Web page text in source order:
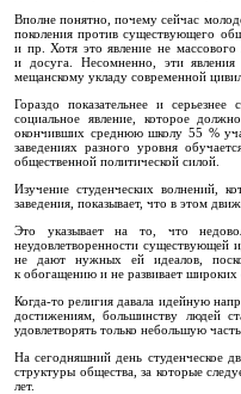
Вполне понятно, почему сейчас
поколения против существующего
и пр. Хотя это явление не
и досуга. Несомненно, эти
мещанскому укладу современной
Гораздо показательнее и
социальное явление, которое
окончивших среднюю школу 55 %
заведениях разного уровня
общественной политической силой.
Изучение студенческих волнений,
заведения, показывает, что в этом
Это указывает на то, что
неудовлетворенности существующей
не дают нужных ей идеалов,
к обогащению и не развивает широких
Когда-то религия давала идейную
достижениям, большинству людей
удовлетворять только небольшую
На сегодняшний день студенческое
структуры общества, за которые
лет.